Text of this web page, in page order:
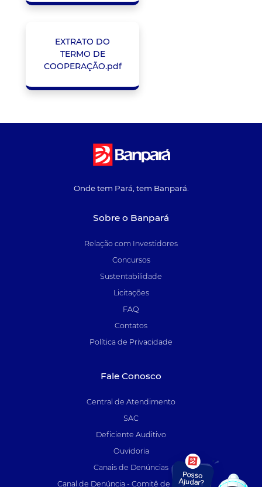
EXTRATO DO
TERMO DE
COOPERAÇÃO.pdf
Onde tem Pará, tem Banpará.
Sobre o Banpará
Relação com Investidores
Concursos
Sustentabilidade
Licitações
FAQ
Contatos
Política de Privacidade
Fale Conosco
Central de Atendimento
SAC
Deficiente Auditivo
Ouvidoria
Canais de Denúncias
Canal de Denúncia - Comitê de Auditoria